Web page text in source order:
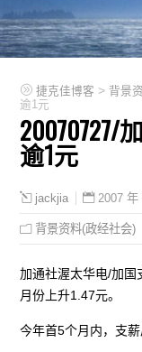
捷克佳博客 > 背景
逾1元
20070727/
逾1元
jackjia 2007 年
背景资料(政经社会)
加通社渥太华电/加
月份上升1.47元。
今年首5个月内，支